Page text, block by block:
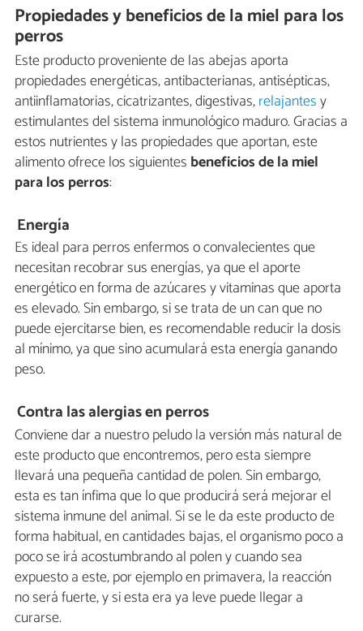
Propiedades y beneficios de la miel para los
perros
Este producto proveniente de las abejas aporta
propiedades energéticas, antibacterianas, antisépticas,
antiinflamatorias, cicatrizantes, digestivas,relajantesy
estimulantes del sistema inmunológico maduro. Gracias a
estos nutrientes y las propiedades que aportan, este
alimento ofrece los siguientes beneficios de la miel
para los perros:
Energía
Es ideal para perros enfermos o convalecientes que
necesitan recobrar sus energías, ya que el aporte
energético en forma de azúcares y vitaminas que aporta
es elevado. Sin embargo, si se trata de un can que no
puede ejercitarse bien, es recomendable reducir la dosis
al mínimo, ya que sino acumulará esta energía ganando
peso.
Contra las alergias en perros
Conviene dar a nuestro peludo la versión más natural de
este producto que encontremos, pero esta siempre
llevará una pequeña cantidad de polen. Sin embargo,
esta es tan ínfima que lo que producirá será mejorar el
sistema inmune del animal. Si se le da este producto de
forma habitual, en cantidades bajas, el organismo poco a
poco se irá acostumbrando al polen y cuando sea
expuesto a este, por ejemplo en primavera, la reacción
no será fuerte, y si esta era ya leve puede llegar a
curarse.